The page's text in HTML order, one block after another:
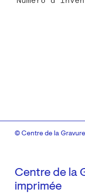
Centre de la
imprimée
© Centre de la